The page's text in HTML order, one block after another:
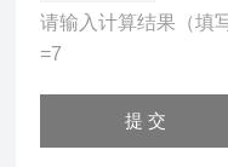
请输入计算结果（填
=7